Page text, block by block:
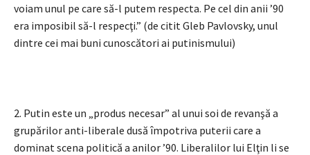
voiam unul pe care să-l putem respecta. Pe cel din anii ’90
era imposibil să-l respecţi.” (de citit Gleb Pavlovsky, unul
dintre cei mai buni cunoscători ai putinismului)
2. Putin este un „produs necesar” al unui soi de revanşă a
grupărilor anti-liberale dusă împotriva puterii care a
dominat scena politică a anilor ’90. Liberalilor lui Elţin li se